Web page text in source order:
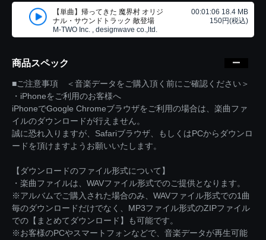
【単曲】帰ってきた 魔界村 オリジ
ナル・サウンドトラック 敵登場
M-TWO Inc. , designwave co.,ltd.
00:01:06 18.4 MB
150円(税込)
商品スペック
■ご注意事項 ＜音楽データをご購入頂く前にご確認ください＞
・iPhoneをご利用のお客様へ
iPhoneでGoogle Chromeブラウザをご利用の場合は、楽曲ファ
イルのダウンロードが行えません。
誠に恐れ入りますが、Safariブラウザ、もしくはPCからダウンロ
ードを頂けますようお願いいたします。
【ダウンロードのファイル形式について】
・楽曲ファイルは、WAVファイル形式でのご提供となります。
※アルバムでご購入された場合のみ、WAVファイル形式での1曲
毎のダウンロードだけでなく、MP3ファイル形式のZIPファイル
での【まとめてダウンロード】も可能です。
※お客様のPCやスマートフォンなどで、音楽データが再生可能